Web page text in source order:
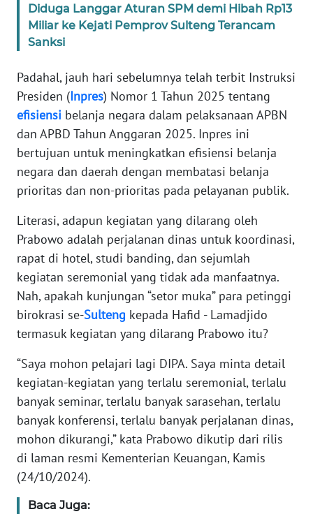
Diduga Langgar Aturan SPM demi Hibah Rp13
Miliar ke Kejati Pemprov Sulteng Terancam
Sanksi
Padahal, jauh hari sebelumnya telah terbit Instruksi
Presiden (Inpres) Nomor 1 Tahun 2025 tentang
efisiensi belanja negara dalam pelaksanaan APBN
dan APBD Tahun Anggaran 2025. Inpres ini
bertujuan untuk meningkatkan efisiensi belanja
negara dan daerah dengan membatasi belanja
prioritas dan non-prioritas pada pelayanan publik.
Literasi, adapun kegiatan yang dilarang oleh
Prabowo adalah perjalanan dinas untuk koordinasi,
rapat di hotel, studi banding, dan sejumlah
kegiatan seremonial yang tidak ada manfaatnya.
Nah, apakah kunjungan “setor muka” para petinggi
birokrasi se-Sulteng kepada Hafid - Lamadjido
termasuk kegiatan yang dilarang Prabowo itu?
“Saya mohon pelajari lagi DIPA. Saya minta detail
kegiatan-kegiatan yang terlalu seremonial, terlalu
banyak seminar, terlalu banyak sarasehan, terlalu
banyak konferensi, terlalu banyak perjalanan dinas,
mohon dikurangi,” kata Prabowo dikutip dari rilis
di laman resmi Kementerian Keuangan, Kamis
(24/10/2024).
Baca Juga:
WN
JAKARTA
WN
JABAR
WN
WN
NTT
WN
KEPRI
WN
PAPUA
WN
BARAT
WN
RIAU
WN
SERAMBI
WN